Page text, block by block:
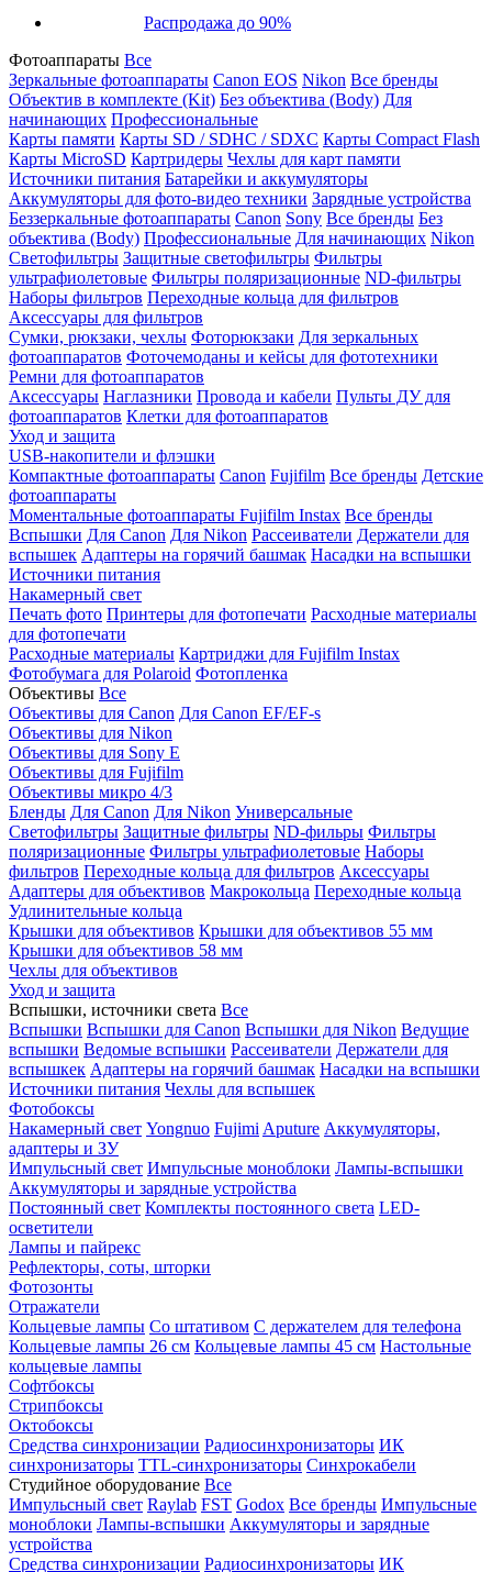
Распродажа до 90%
Фотоаппараты Все
Зеркальные фотоаппараты Canon EOS Nikon Все бренды
Объектив в комплекте (Kit) Без объектива (Body) Для
начинающих Профессиональные
Карты памяти Карты SD / SDHC / SDXC Карты Compact Flash
Карты MicroSD Картридеры Чехлы для карт памяти
Источники питания Батарейки и аккумуляторы
Аккумуляторы для фото-видео техники Зарядные устройства
Беззеркальные фотоаппараты Canon Sony Все бренды Без
объектива (Body) Профессиональные Для начинающих Nikon
Светофильтры Защитные светофильтры Фильтры
ультрафиолетовые Фильтры поляризационные ND-фильтры
Наборы фильтров Переходные кольца для фильтров
Аксессуары для фильтров
Сумки, рюкзаки, чехлы Фоторюкзаки Для зеркальных
фотоаппаратов Фоточемоданы и кейсы для фототехники
Ремни для фотоаппаратов
Аксессуары Наглазники Провода и кабели Пульты ДУ для
фотоаппаратов Клетки для фотоаппаратов
Уход и защита
USB-накопители и флэшки
Компактные фотоаппараты Canon Fujifilm Все бренды Детские
фотоаппараты
Моментальные фотоаппараты Fujifilm Instax Все бренды
Вспышки Для Canon Для Nikon Рассеиватели Держатели для
вспышек Адаптеры на горячий башмак Насадки на вспышки
Источники питания
Накамерный свет
Печать фото Принтеры для фотопечати Расходные материалы
для фотопечати
Расходные материалы Картриджи для Fujifilm Instax
Фотобумага для Polaroid Фотопленка
Объективы Все
Объективы для Canon Для Canon EF/EF-s
Объективы для Nikon
Объективы для Sony E
Объективы для Fujifilm
Объективы микро 4/3
Бленды Для Canon Для Nikon Универсальные
Светофильтры Защитные фильтры ND-фильры Фильтры
поляризационные Фильтры ультрафиолетовые Наборы
фильтров Переходные кольца для фильтров Аксессуары
Адаптеры для объективов Макрокольца Переходные кольца
Удлинительные кольца
Крышки для объективов Крышки для объективов 55 мм
Крышки для объективов 58 мм
Чехлы для объективов
Уход и защита
Вспышки, источники света Все
Вспышки Вспышки для Canon Вспышки для Nikon Ведущие
вспышки Ведомые вспышки Рассеиватели Держатели для
вспышкек Адаптеры на горячий башмак Насадки на вспышки
Источники питания Чехлы для вспышек
Фотобоксы
Накамерный свет Yongnuo Fujimi Aputure Аккумуляторы,
адаптеры и ЗУ
Импульсный свет Импульсные моноблоки Лампы-вспышки
Аккумуляторы и зарядные устройства
Постоянный свет Комплекты постоянного света LED-
осветители
Лампы и пайрекс
Рефлекторы, соты, шторки
Фотозонты
Отражатели
Кольцевые лампы Со штативом С держателем для телефона
Кольцевые лампы 26 см Кольцевые лампы 45 см Настольные
кольцевые лампы
Софтбоксы
Стрипбоксы
Октобоксы
Средства синхронизации Радиосинхронизаторы ИК
синхронизаторы TTL-синхронизаторы Синхрокабели
Студийное оборудование Все
Импульсный свет Raylab FST Godox Все бренды Импульсные
моноблоки Лампы-вспышки Аккумуляторы и зарядные
устройства
Средства синхронизации Радиосинхронизаторы ИК